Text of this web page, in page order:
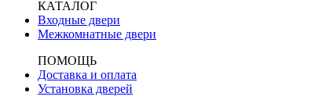
КАТАЛОГ
Входные двери
Межкомнатные двери
ПОМОЩЬ
Доставка и оплата
Установка дверей